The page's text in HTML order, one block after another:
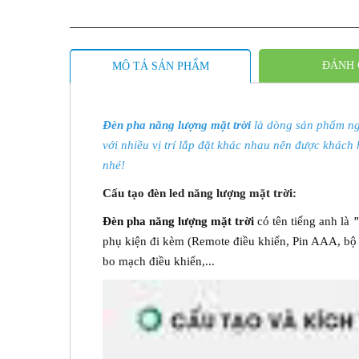
MÔ TẢ SẢN PHẨM ĐÁNH
Đèn pha năng lượng mặt trời là dòng sản phẩm
với nhiều vị trí lắp đặt khác nhau nên được
nhé!
Cấu tạo đèn led năng lượng mặt trời:
Đèn pha năng lượng mặt trời có tên tiếng anh là
phụ kiện đi kèm (Remote điều khiển, Pin AAA,
bo mạch điều khiển,...